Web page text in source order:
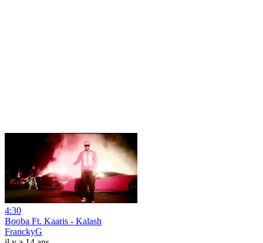
4:30
Booba Ft. Kaaris - Kalash
FranckyG